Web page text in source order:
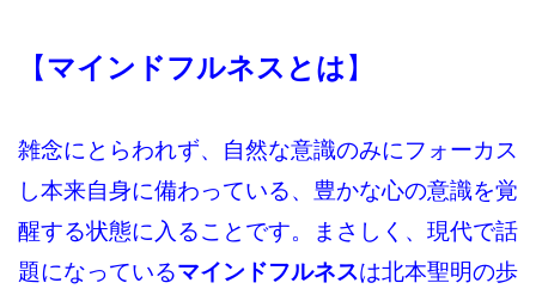
【マインドフルネスとは】
雑念にとらわれず、自然な意識のみにフォーカス
し本来自身に備わっている、豊かな心の意識を覚
醒する状態に入ることです。まさしく、現代で話
題になっているマインドフルネスは北本聖明の歩